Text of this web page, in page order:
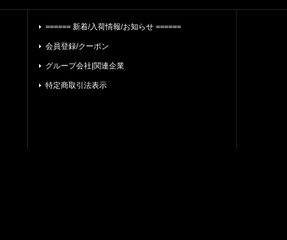
====== 新着/入荷情報/お知らせ ======
会員登録/クーポン
グループ会社|関連企業
特定商取引法表示